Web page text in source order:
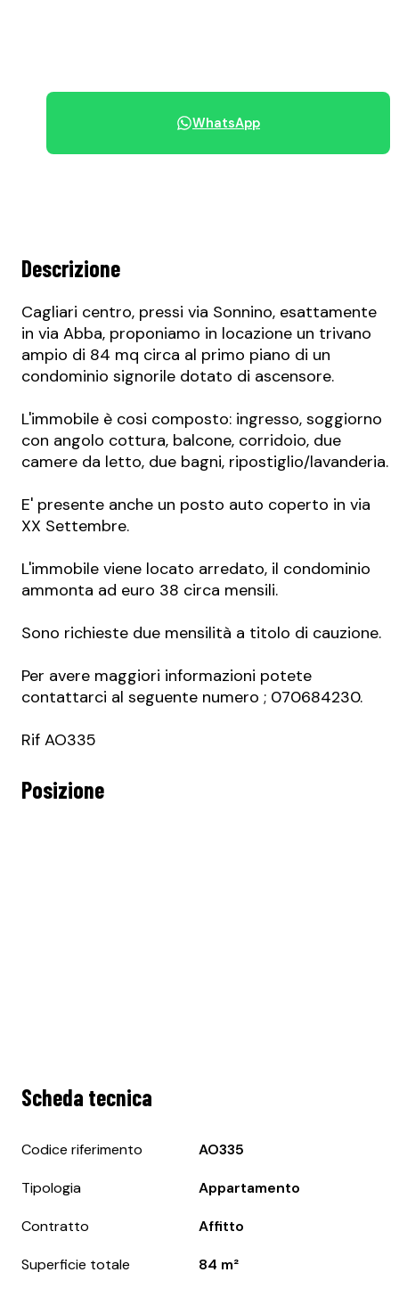
WhatsApp
Descrizione
Cagliari centro, pressi via Sonnino, esattamente
in via Abba, proponiamo in locazione un trivano
ampio di 84 mq circa al primo piano di un
condominio signorile dotato di ascensore.
L'immobile è cosi composto: ingresso, soggiorno
con angolo cottura, balcone, corridoio, due
camere da letto, due bagni, ripostiglio/lavanderia.
E' presente anche un posto auto coperto in via
XX Settembre.
L'immobile viene locato arredato, il condominio
ammonta ad euro 38 circa mensili.
Sono richieste due mensilità a titolo di cauzione.
Per avere maggiori informazioni potete
contattarci al seguente numero ; 070684230.
Rif AO335
Posizione
Scheda tecnica
Codice riferimento AO335
Tipologia Appartamento
Contratto Affitto
Superficie totale 84 m²